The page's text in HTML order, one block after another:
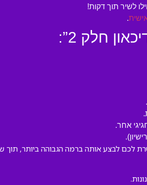
.
חלק 2”:
אחר.
שלנו מאפשרת לכם לבצע אותה ברמה הגבוהה